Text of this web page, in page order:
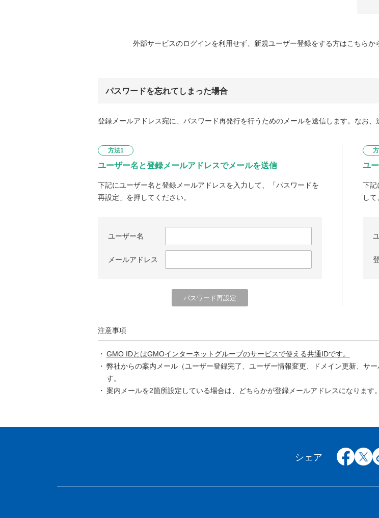
外部サービスのログインを利用せず、新規ユーザー登録をする方はこちらか
パスワードを忘れてしまった場合
登録メールアドレス宛に、パスワード再発行を行うためのメールを送信します。なお、
方法1
ユーザー名と登録メールアドレスでメールを送信
下記にユーザー名と登録メールアドレスを入力して、「パスワードを
再設定」を押してください。
ユーザー名
メールアドレス
ユ
下記
し
注意事項
GMO IDとはGMOインターネットグループのサービスで使える共通IDです。
弊社からの案内メール（ユーザー登録完了、ユーザー情報変更、ドメイン更新、サ
す。
案内メールを2箇所設定している場合は、どちらかが登録メールアドレスになります。
シェア x